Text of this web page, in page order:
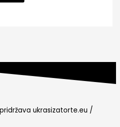
ukrasizatorte.eu /